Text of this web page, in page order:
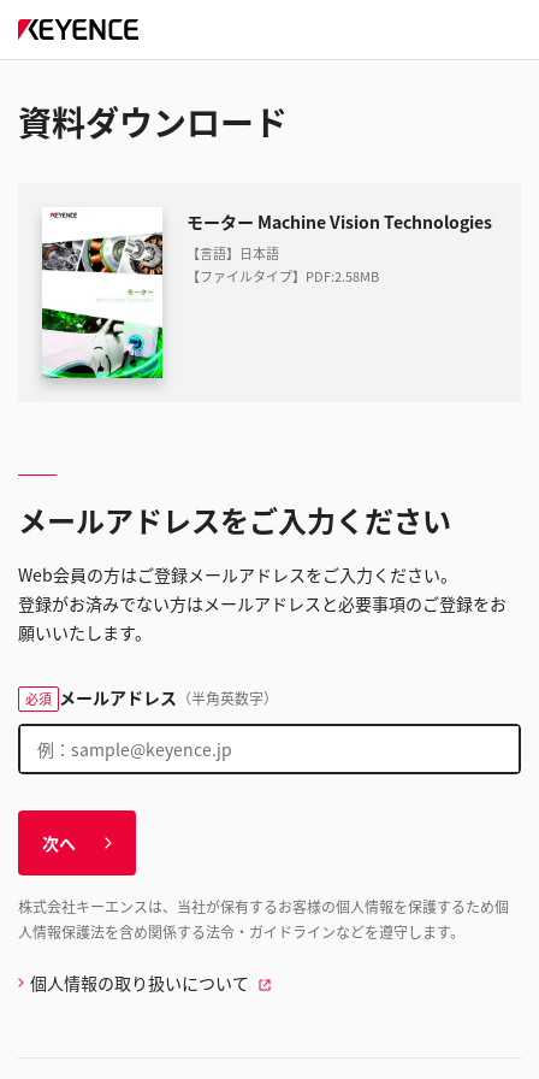
資料ダウンロード
モーター Machine Vision Technologies
【言語】日本語
【ファイルタイプ】PDF:2.58MB
メールアドレスをご入力ください
Web会員の方はご登録メールアドレスをご入力ください。
登録がお済みでない方はメールアドレスと必要事項のご登録をお
願いいたします。
必須 メールアドレス （半角英数字）
次へ
株式会社キーエンスは、当社が保有するお客様の個人情報を保護するため個
人情報保護法を含め関係する法令・ガイドラインなどを遵守します。
個人情報の取り扱いについて